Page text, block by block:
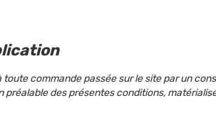
commande passée sur le site par un
des présentes conditions,